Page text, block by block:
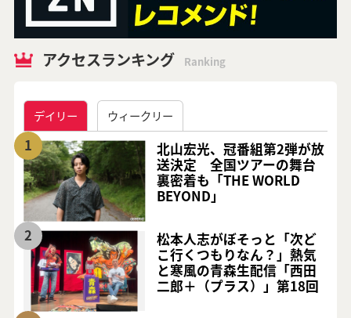
アクセスランキング Ranking
デイリー ウィークリー
1
北山宏光、冠番組第2弾が放
送決定 全国ツアーの舞台
裏密着も「THE WORLD
BEYOND」
2
松本人志がぼそっと「次ど
こ行くつもりなん？」熱気
と寒風の青森生配信「西田
二郎＋（プラス）」第18回